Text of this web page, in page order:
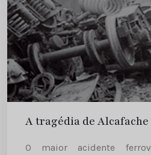
A tragédia de Alcafache
O maior acidente